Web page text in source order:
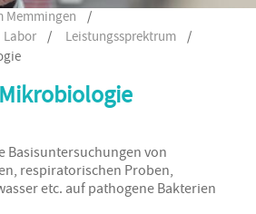
Memmingen /
Labor / Leistungssprektrum /
Basisuntersuchungen von
respiratorischen Proben,
etc. auf pathogene Bakterien